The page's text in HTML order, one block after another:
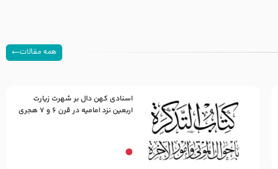
همه مقالات
اسنادی کهن دال بر شهرت زیارت
اربعین نزد امامیه در قرن ۶ و ۷ هجری